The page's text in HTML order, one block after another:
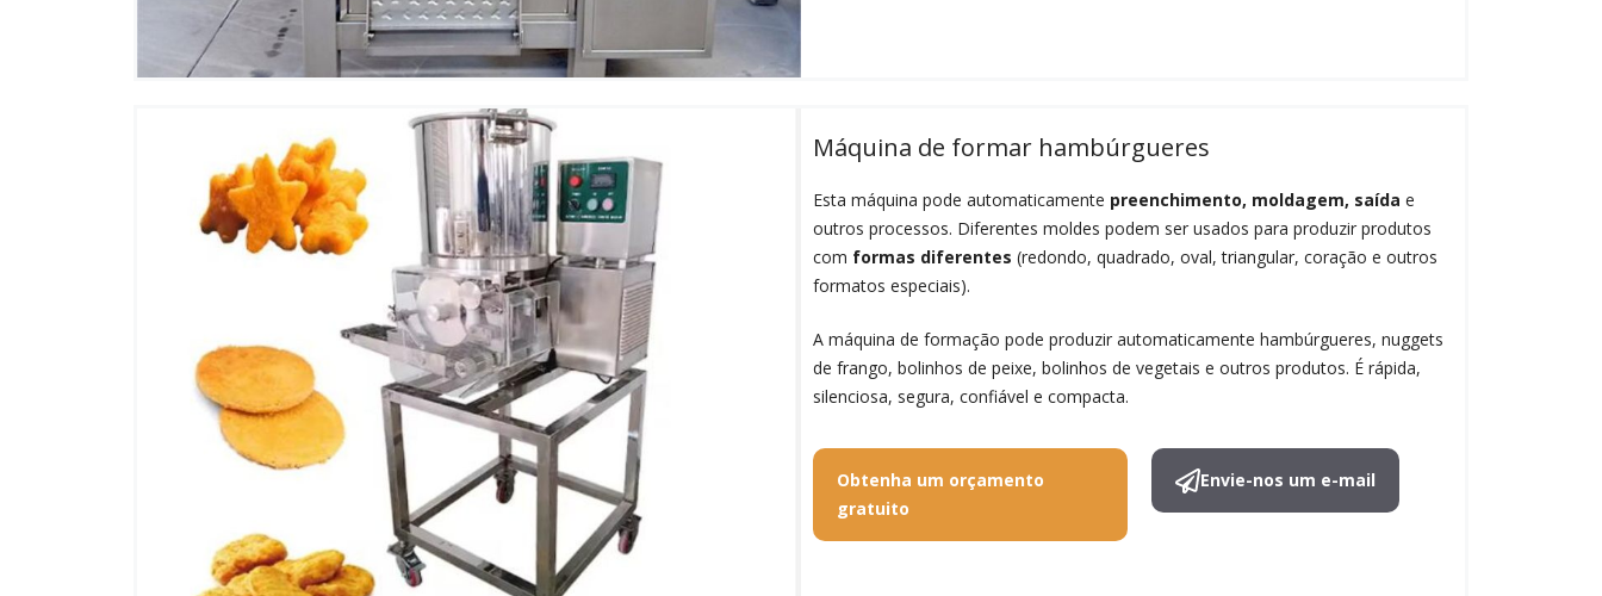
Máquina de formar hambúrgueres
Esta máquina pode automaticamente preenchimento, moldagem, saída e
outros processos. Diferentes moldes podem ser usados para produzir produtos
com formas diferentes (redondo, quadrado, oval, triangular, coração e outros
formatos especiais).
A máquina de formação pode produzir automaticamente hambúrgueres, nuggets
de frango, bolinhos de peixe, bolinhos de vegetais e outros produtos. É rápida,
silenciosa, segura, confiável e compacta.
Obtenha um orçamento
gratuito
Envie-nos um e-mail